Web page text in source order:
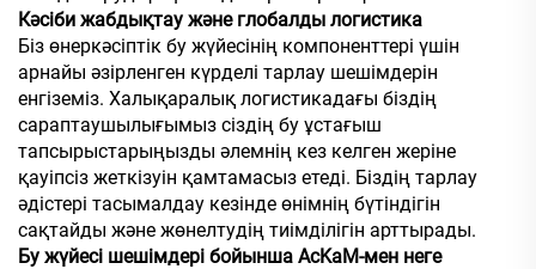
Кәсіби жабдықтау және глобалды логистика
Біз өнеркәсіптік бу жүйесінің компоненттері үшін
арнайы әзірленген күрделі тарлау шешімдерін
енгіземіз. Халықаралық логистикадағы біздің
сараптаушылығымыз сіздің бу ұстағыш
тапсырыстарыңызды әлемнің кез келген жеріне
қауіпсіз жеткізуін қамтамасыз етеді. Біздің тарлау
әдістері тасымалдау кезінде өнімнің бүтіндігін
сақтайды және жөнелтудің тиімділігін арттырады.
Бу жүйесі шешімдері бойынша AcKaM-мен неге